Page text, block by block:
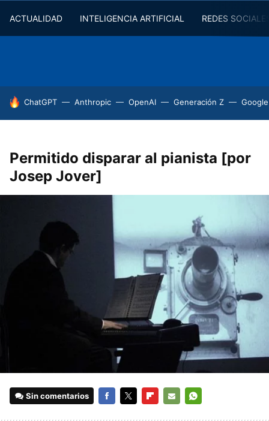
ACTUALIDAD INTELIGENCIA ARTIFICIAL REDES
HOY SE HABLA DE
ChatGPT Anthropic OpenAI Generación Z
Permitido disparar al pianista [por
Josep Jover]
Sin comentarios